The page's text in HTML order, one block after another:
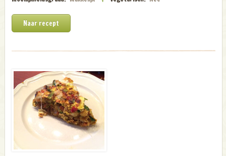
Naar recept